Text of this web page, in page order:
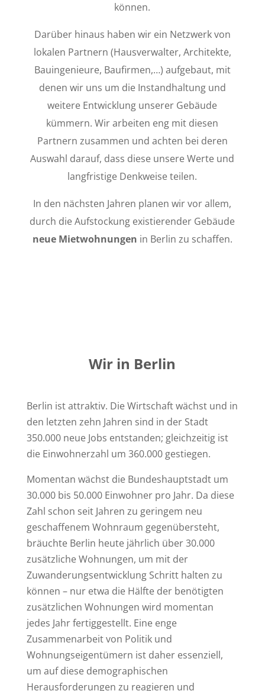
können.
Darüber hinaus haben wir ein Netzwerk von
lokalen Partnern (Hausverwalter, Architekte,
Bauingenieure, Baufirmen,…) aufgebaut, mit
denen wir uns um die Instandhaltung und
weitere Entwicklung unserer Gebäude
kümmern. Wir arbeiten eng mit diesen
Partnern zusammen und achten bei deren
Auswahl darauf, dass diese unsere Werte und
langfristige Denkweise teilen.
In den nächsten Jahren planen wir vor allem,
durch die Aufstockung existierender Gebäude
neue Mietwohnungen in Berlin zu schaffen.
Wir in Berlin
Berlin ist attraktiv. Die Wirtschaft wächst und in
den letzten zehn Jahren sind in der Stadt
350.000 neue Jobs entstanden; gleichzeitig ist
die Einwohnerzahl um 360.000 gestiegen.
Momentan wächst die Bundeshauptstadt um
30.000 bis 50.000 Einwohner pro Jahr. Da diese
Zahl schon seit Jahren zu geringem neu
geschaffenem Wohnraum gegenübersteht,
bräuchte Berlin heute jährlich über 30.000
zusätzliche Wohnungen, um mit der
Zuwanderungsentwicklung Schritt halten zu
können – nur etwa die Hälfte der benötigten
zusätzlichen Wohnungen wird momentan
jedes Jahr fertiggestellt. Eine enge
Zusammenarbeit von Politik und
Wohnungseigentümern ist daher essenziell,
um auf diese demographischen
Herausforderungen zu reagieren und